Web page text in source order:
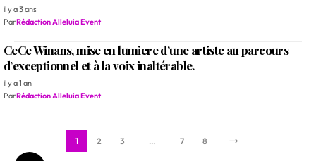
il y a 3 ans
ParRédaction Alleluia Event
CeCe Winans, mise en lumiere d’une artiste au parcours
d’exceptionnel et à la voix inaltérable.
il y a 1 an
ParRédaction Alleluia Event
1 2 3 … 7 8